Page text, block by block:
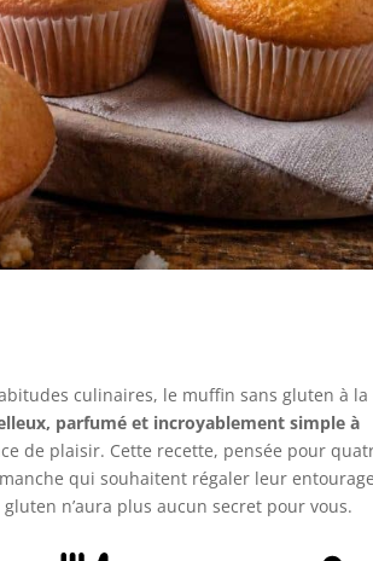
culinaires, le muffin sans gluten à la
parfumé et incroyablement simple à
de plaisir. Cette recette, pensée pour
qui souhaitent régaler leur
n’aura plus aucun secret pour vous.